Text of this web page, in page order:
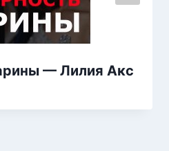
— Лилия Акс